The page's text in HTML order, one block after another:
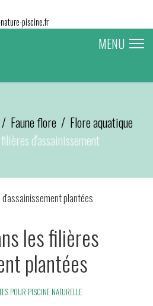
piscine.fr
MENU
Faune flore
Flore aquatique
d'assainissement
les filières
plantées
POUR PISCINE NATURELLE